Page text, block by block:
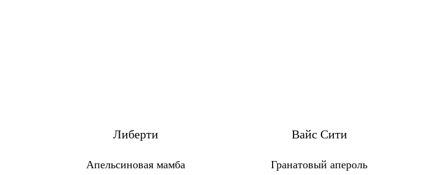
Либерти
Апельсиновая мамба
Вайс Сити
Гранатовый апероль